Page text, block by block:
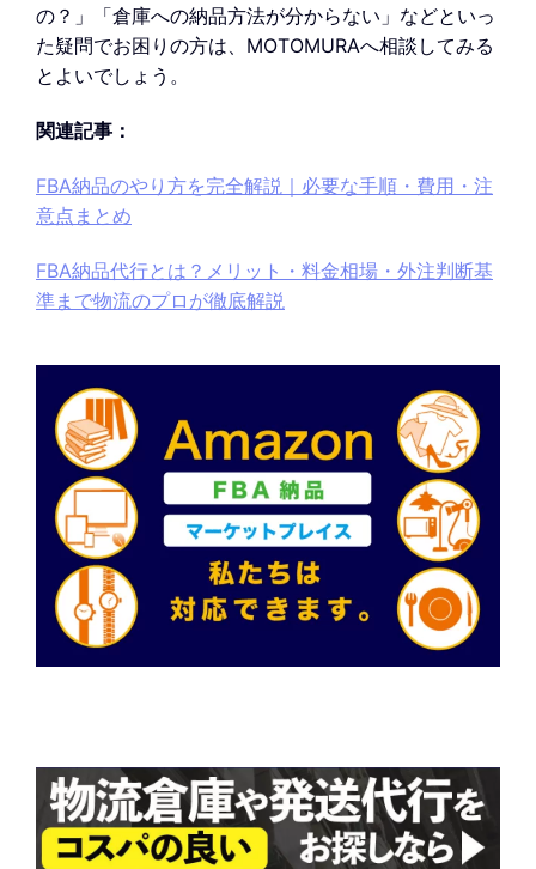
の？」「倉庫への納品方法が分からない」などといっ
た疑問でお困りの方は、MOTOMURAへ相談してみる
とよいでしょう。
関連記事：
FBA納品のやり方を完全解説｜必要な手順・費用・注
意点まとめ
FBA納品代行とは？メリット・料金相場・外注判断基
準まで物流のプロが徹底解説